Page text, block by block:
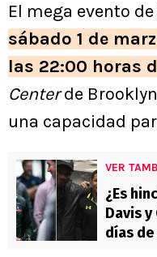
El mega evento
sábado 1 de
las 22:00 horas
Centerde
una capacidad
VER
¿Es
Davis
días